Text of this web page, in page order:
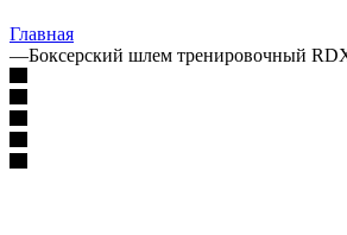
Главная
—Боксерский шлем тренировочный